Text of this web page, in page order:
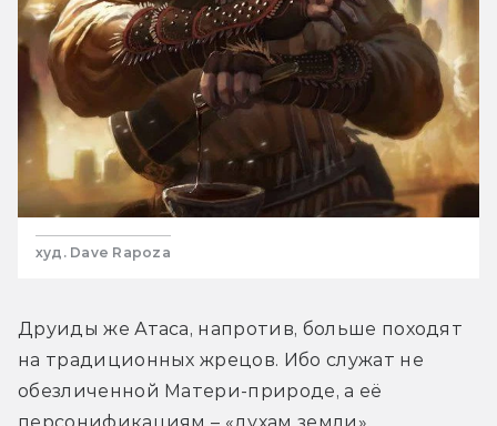
худ. Dave Rapoza
Друиды же Атаса, напротив, больше походят
на традиционных жрецов. Ибо служат не
обезличенной Матери-природе, а её